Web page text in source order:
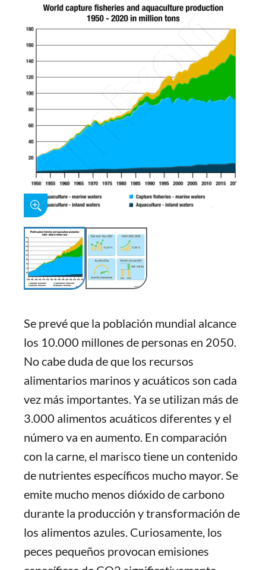
Se prevé que la población mundial alcance
los 10.000 millones de personas en 2050.
No cabe duda de que los recursos
alimentarios marinos y acuáticos son cada
vez más importantes. Ya se utilizan más de
3.000 alimentos acuáticos diferentes y el
número va en aumento. En comparación
con la carne, el marisco tiene un contenido
de nutrientes específicos mucho mayor. Se
emite mucho menos dióxido de carbono
durante la producción y transformación de
los alimentos azules. Curiosamente, los
peces pequeños provocan emisiones